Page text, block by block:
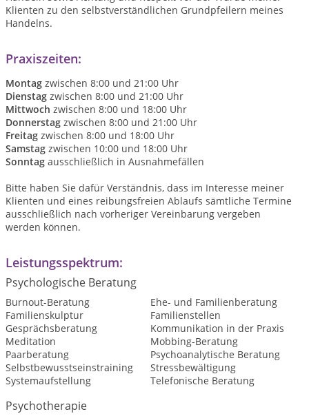
Klienten zu den selbstverständlichen Grundpfeilern meines
Handelns.
Praxiszeiten:
Montag zwischen 8:00 und 21:00 Uhr
Dienstag zwischen 8:00 und 21:00 Uhr
Mittwoch zwischen 8:00 und 18:00 Uhr
Donnerstag zwischen 8:00 und 21:00 Uhr
Freitag zwischen 8:00 und 18:00 Uhr
Samstag zwischen 10:00 und 18:00 Uhr
Sonntag ausschließlich in Ausnahmefällen
Bitte haben Sie dafür Verständnis, dass im Interesse meiner
Klienten und eines reibungsfreien Ablaufs sämtliche Termine
ausschließlich nach vorheriger Vereinbarung vergeben
werden können.
Leistungsspektrum:
Psychologische Beratung
Burnout-Beratung
Ehe- und Familienberatung
Familienskulptur
Familienstellen
Gesprächsberatung
Kommunikation in der Praxis
Meditation
Mobbing-Beratung
Paarberatung
Psychoanalytische Beratung
Selbstbewusstseinstraining
Stressbewältigung
Systemaufstellung
Telefonische Beratung
Psychotherapie